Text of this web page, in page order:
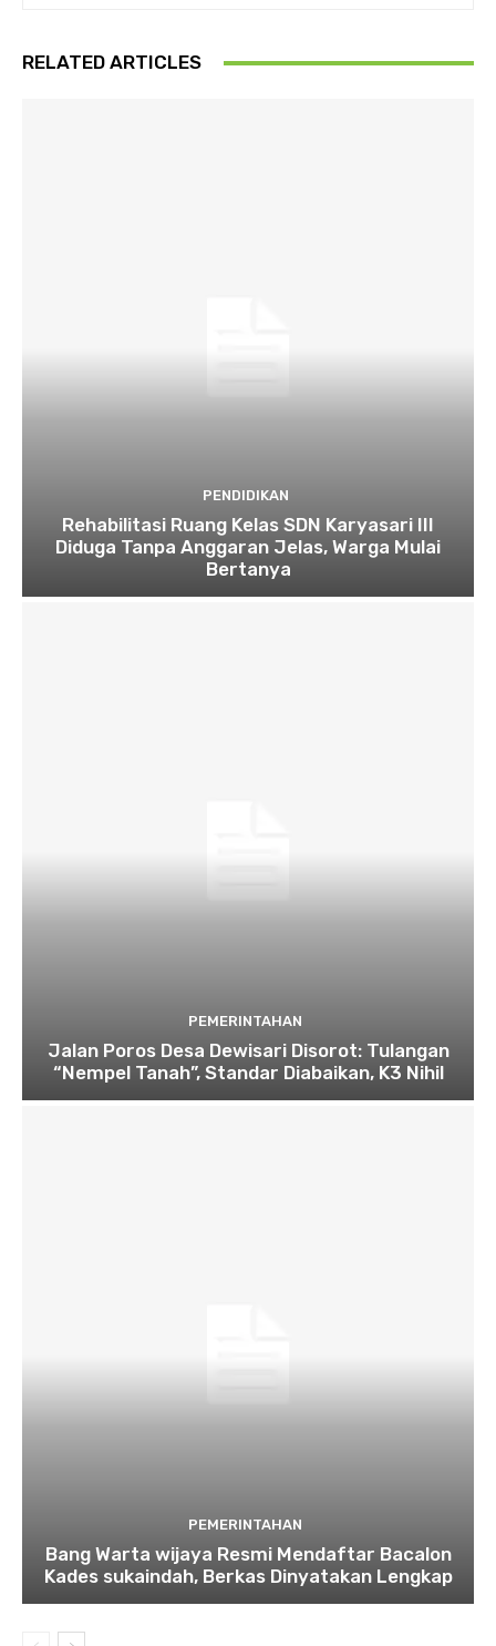
RELATED ARTICLES
PENDIDIKAN
Rehabilitasi Ruang Kelas SDN Karyasari III
Diduga Tanpa Anggaran Jelas, Warga Mulai
Bertanya
PEMERINTAHAN
Jalan Poros Desa Dewisari Disorot: Tulangan
“Nempel Tanah”, Standar Diabaikan, K3 Nihil
PEMERINTAHAN
Bang Warta wijaya Resmi Mendaftar Bacalon
Kades sukaindah, Berkas Dinyatakan Lengkap